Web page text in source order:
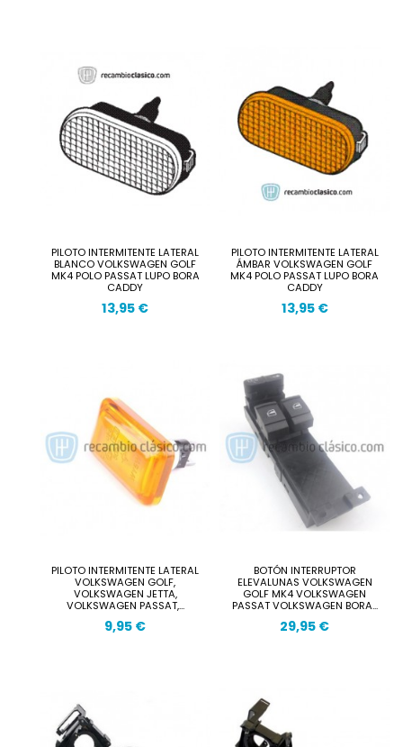
PILOTO INTERMITENTE LATERAL
BLANCO VOLKSWAGEN GOLF
MK4 POLO PASSAT LUPO BORA
CADDY
13,95 €
PILOTO INTERMITENTE LATERAL
ÁMBAR VOLKSWAGEN GOLF
MK4 POLO PASSAT LUPO BORA
CADDY
13,95 €
PILOTO INTERMITENTE LATERAL
VOLKSWAGEN GOLF,
VOLKSWAGEN JETTA,
VOLKSWAGEN PASSAT,...
9,95 €
BOTÓN INTERRUPTOR
ELEVALUNAS VOLKSWAGEN
GOLF MK4 VOLKSWAGEN
PASSAT VOLKSWAGEN BORA...
29,95 €